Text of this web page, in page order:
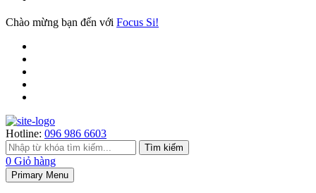
Chào mừng bạn đến với Focus Si!
Hotline: 096 986 6603
Search
for:
Tìm kiếm
0 Giỏ hàng
Primary Menu